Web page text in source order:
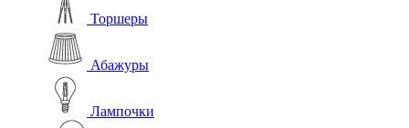
Торшеры
Абажуры
Лампочки